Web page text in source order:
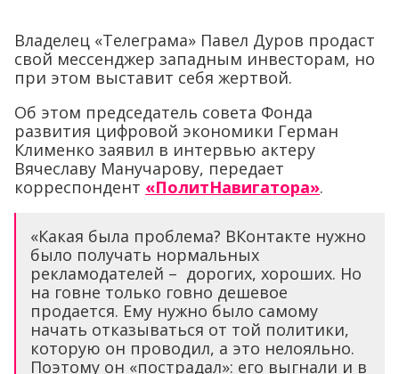
Владелец «Телеграма» Павел Дуров продаст
свой мессенджер западным инвесторам, но
при этом выставит себя жертвой.
Об этом председатель совета Фонда
развития цифровой экономики Герман
Клименко заявил в интервью актеру
Вячеславу Манучарову, передает
корреспондент «ПолитНавигатора».
«Какая была проблема? ВКонтакте нужно
было получать нормальных
рекламодателей – дорогих, хороших. Но
на говне только говно дешевое
продается. Ему нужно было самому
начать отказываться от той политики,
которую он проводил, а это нелояльно.
Поэтому он «пострадал»: его выгнали и в